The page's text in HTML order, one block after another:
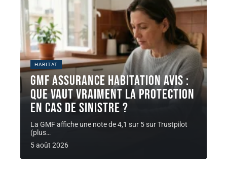
HABITAT
GMF assurance habitation avis :
que vaut vraiment la protection
en cas de sinistre ?
La GMF affiche une note de 4,1 sur 5 sur Trustpilot
(plus…
5 août 2026